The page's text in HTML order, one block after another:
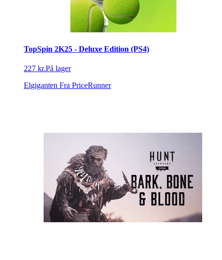
TopSpin 2K25 - Deluxe Edition (PS4)
227 kr.På lager
Elgiganten Fra PriceRunner